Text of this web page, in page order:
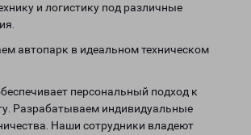
и логистику под различные
автопарк в идеальном техническом
персональный подход к
Разрабатываем индивидуальные
Наши сотрудники владеют